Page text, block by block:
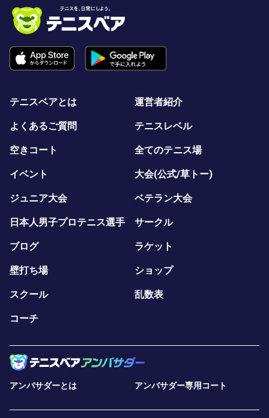
テニスベアとは 運営者紹介
よくあるご質問 テニスレベル
空きコート 全てのテニス場
イベント 大会(公式/草トー)
ジュニア大会 ベテラン大会
日本人男子プロテニス選手 サークル
ブログ ラケット
壁打ち場 ショップ
スクール 乱数表
コーチ
アンバサダーとは アンバサダー専用コート